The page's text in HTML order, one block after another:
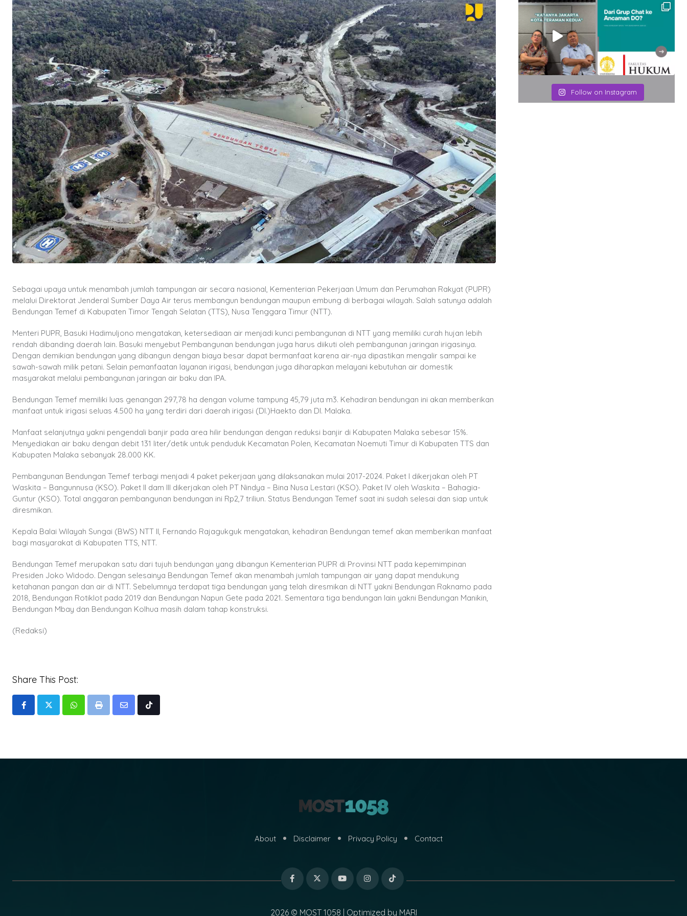
Sebagai upaya untuk menambah jumlah tampungan air secara nasional, Kementerian Pekerjaan Umum dan Perumahan Rakyat (PUPR)
melalui Direktorat Jenderal Sumber Daya Air terus membangun bendungan maupun embung di berbagai wilayah. Salah satunya adalah
Bendungan Temef di Kabupaten Timor Tengah Selatan (TTS), Nusa Tenggara Timur (NTT).
Menteri PUPR, Basuki Hadimuljono mengatakan, ketersediaan air menjadi kunci pembangunan di NTT yang memiliki curah hujan lebih
rendah dibanding daerah lain. Basuki menyebut Pembangunan bendungan juga harus diikuti oleh pembangunan jaringan irigasinya.
Dengan demikian bendungan yang dibangun dengan biaya besar dapat bermanfaat karena air-nya dipastikan mengalir sampai ke
sawah-sawah milik petani. Selain pemanfaatan layanan irigasi, bendungan juga diharapkan melayani kebutuhan air domestik
masyarakat melalui pembangunan jaringan air baku dan IPA.
Bendungan Temef memiliki luas genangan 297,78 ha dengan volume tampung 45,79 juta m3. Kehadiran bendungan ini akan memberikan
manfaat untuk irigasi seluas 4.500 ha yang terdiri dari daerah irigasi (DI.)Haekto dan DI. Malaka.
Manfaat selanjutnya yakni pengendali banjir pada area hilir bendungan dengan reduksi banjir di Kabupaten Malaka sebesar 15%.
Menyediakan air baku dengan debit 131 liter/detik untuk penduduk Kecamatan Polen, Kecamatan Noemuti Timur di Kabupaten TTS dan
Kabupaten Malaka sebanyak 28.000 KK.
Pembangunan Bendungan Temef terbagi menjadi 4 paket pekerjaan yang dilaksanakan mulai 2017-2024. Paket I dikerjakan oleh PT
Waskita – Bangunnusa (KSO). Paket II dam III dikerjakan oleh PT Nindya – Bina Nusa Lestari (KSO). Paket IV oleh Waskita – Bahagia-
Guntur (KSO). Total anggaran pembangunan bendungan ini Rp2,7 triliun. Status Bendungan Temef saat ini sudah selesai dan siap untuk
diresmikan.
Kepala Balai Wilayah Sungai (BWS) NTT II, Fernando Rajagukguk mengatakan, kehadiran Bendungan temef akan memberikan manfaat
bagi masyarakat di Kabupaten TTS, NTT.
Bendungan Temef merupakan satu dari tujuh bendungan yang dibangun Kementerian PUPR di Provinsi NTT pada kepemimpinan
Presiden Joko Widodo. Dengan selesainya Bendungan Temef akan menambah jumlah tampungan air yang dapat mendukung
ketahanan pangan dan air di NTT. Sebelumnya terdapat tiga bendungan yang telah diresmikan di NTT yakni Bendungan Raknamo pada
2018, Bendungan Rotiklot pada 2019 dan Bendungan Napun Gete pada 2021. Sementara tiga bendungan lain yakni Bendungan Manikin,
Bendungan Mbay dan Bendungan Kolhua masih dalam tahap konstruksi.
(Redaksi)
Share This Post:
WhatsappPrint
Share
Tiktok
Follow on Instagram
About Disclaimer Privacy Policy Contact
2026 © MOST 1058 | Optimized by MARI